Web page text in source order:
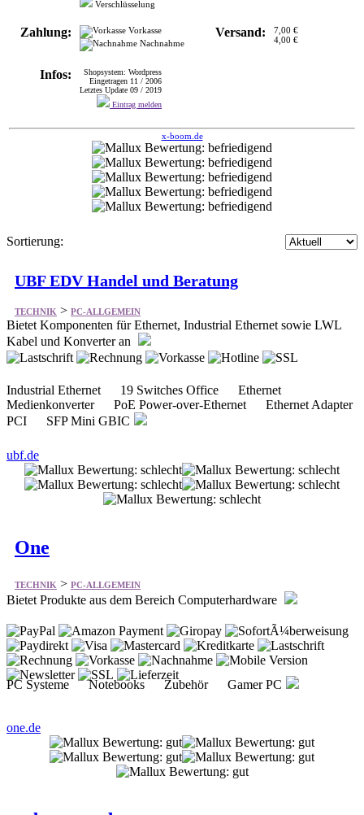
Verschlüsselung
Zahlung:
Vorkasse
Nachnahme
Versand:
7,00 €
4,00 €
Infos:
Shopsystem: Wordpress
Eingetragen 11 / 2006
Letztes Update 09 / 2019
Eintrag melden
x-boom.de
Sortierung:
UBF EDV Handel und Beratung
TECHNIK > PC-ALLGEMEIN
Bietet Komponenten für Ethernet, Industrial Ethernet sowie LWL
Kabel und Konverter an
Industrial Ethernet 19 Switches Office Ethernet
Medienkonverter PoE Power-over-Ethernet Ethernet Adapter
PCI SFP Mini GBIC
ubf.de
One
TECHNIK > PC-ALLGEMEIN
Bietet Produkte aus dem Bereich Computerhardware
PC Systeme Notebooks Zubehör Gamer PC
one.de